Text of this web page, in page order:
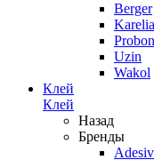
Berger
Karelia
Uzin
Wakol
Клей
Клей
Назад
Бренды
Adesiv